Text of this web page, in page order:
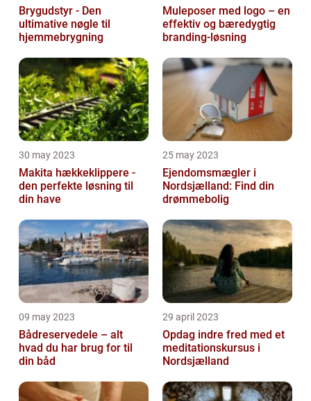
Brygudstyr - Den
ultimative nøgle til
hjemmebrygning
Muleposer med logo – en
effektiv og bæredygtig
branding-løsning
30 may 2023
Makita hækkeklippere -
den perfekte løsning til
din have
25 may 2023
Ejendomsmægler i
Nordsjælland: Find din
drømmebolig
09 may 2023
Bådreservedele – alt
hvad du har brug for til
din båd
29 april 2023
Opdag indre fred med et
meditationskursus i
Nordsjælland